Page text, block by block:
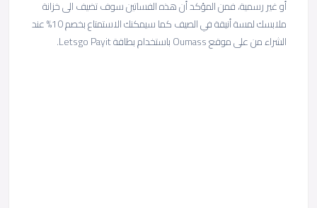
أو غير رسمية، فمن المؤكد أن هذه الفساتين سوف تضيف الى خزانة
ملابسك لمسة أنيقة في الصيف كما سيمكنك الاستمتاع بخصم 10% عند
الشراء من على موقع Oumass باستخدام بطاقة Letsgo Payit.